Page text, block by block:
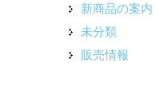
新商品の案内
未分類
販売情報